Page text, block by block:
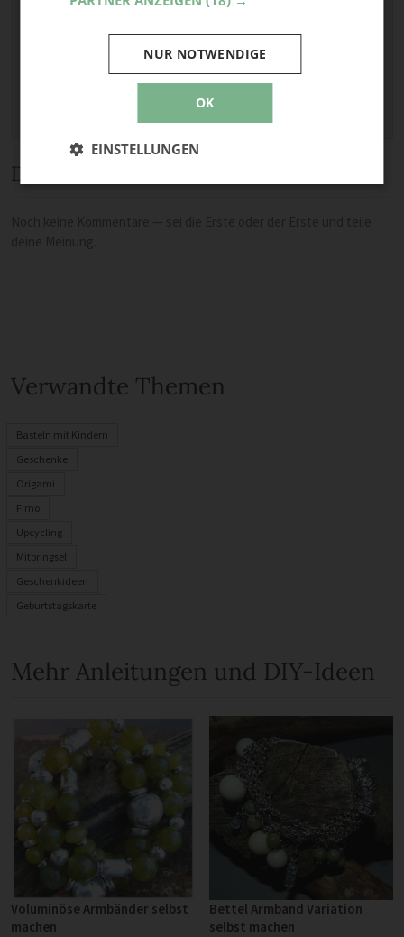
Keine Datei ausgewählt
Maximale Dateigröße: 8 MB.
Diskussion
Verwandte Themen
Basteln mit Kindern
Geschenke
Origami
Fimo
Upcycling
Mitbringsel
Geschenkideen
Geburtstagskarte
Mehr Anleitungen und DIY-Ideen
Voluminöse Armbänder selbst
machen
Bettel Armband Variation
selbst machen
OK
NUR NOTWENDIGE
EINSTELLUNGEN